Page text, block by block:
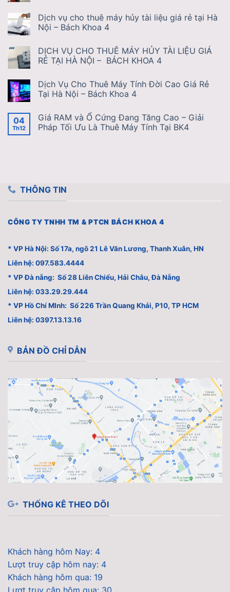
Dịch vụ cho thuê máy hủy tài liệu giá rẻ tại Hà
Nội – Bách Khoa 4
DỊCH VỤ CHO THUÊ MÁY HỦY TÀI LIỆU GIÁ
RẺ TẠI HÀ NỘI – BÁCH KHOA 4
Dịch Vụ Cho Thuê Máy Tính Đời Cao Giá Rẻ
Tại Hà Nội – Bách Khoa 4
04
Th12
Giá RAM và Ổ Cứng Đang Tăng Cao – Giải
Pháp Tối Ưu Là Thuê Máy Tính Tại BK4
THÔNG TIN
CÔNG TY TNHH TM & PTCN BÁCH KHOA 4
* VP Hà Nội: Số 17a, ngõ 21 Lê Văn Lương, Thanh Xuân, HN
Liên hệ: 097.583.4444
* VP Đà nẵng: Số 28 Liên Chiểu, Hải Châu, Đà Nẵng
Liên hệ: 033.29.29.444
* VP Hồ Chí MInh: Số 226 Trần Quang Khải, P10, TP HCM
Liên hệ: 0397.13.13.16
BẢN ĐỒ CHỈ DẪN
THỐNG KÊ THEO DÕI
Khách hàng hôm Nay: 4
Lượt truy cập hôm nay: 4
Khách hàng hôm qua: 19
Lượt truy cập hôm qua: 30